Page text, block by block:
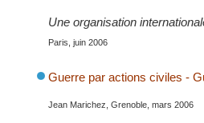
Une organisation
Paris, juin 2006
Guerre par actions civiles -
Jean Marichez, Grenoble, mars 2006